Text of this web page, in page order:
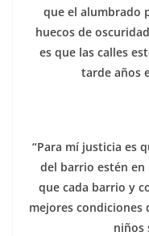
que el alumbrado
huecos de
es que las calles
tarde años
“Para mí justicia es
del barrio estén en
que cada barrio y
mejores condiciones
niños